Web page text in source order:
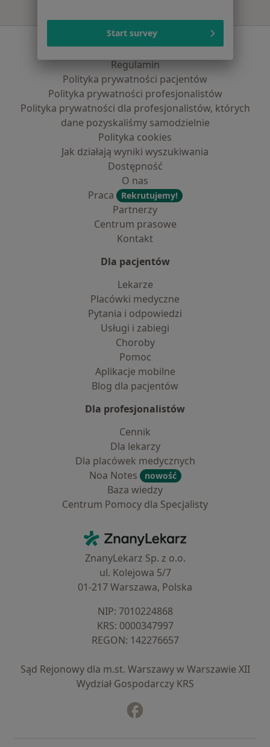
Regulamin
Polityka prywatności pacjentów
Polityka prywatności profesjonalistów
Polityka prywatności dla profesjonalistów, których
dane pozyskaliśmy samodzielnie
Polityka cookies
Jak działają wyniki wyszukiwania
Dostępność
O nas
Praca
Rekrutujemy!
Partnerzy
Centrum prasowe
Kontakt
Dla pacjentów
Lekarze
Placówki medyczne
Pytania i odpowiedzi
Usługi i zabiegi
Choroby
Pomoc
Aplikacje mobilne
Blog dla pacjentów
Dla profesjonalistów
Cennik
Dla lekarzy
Dla placówek medycznych
Noa Notes
nowość
Baza wiedzy
Centrum Pomocy dla Specjalisty
ZnanyLekarz - Strona główna
ZnanyLekarz Sp. z o.o.
ul. Kolejowa 5/7
01-217 Warszawa, Polska
NIP: ⁠7010224868
KRS: ⁠0000347997
REGON: ⁠142276657
Sąd Rejonowy dla m.st. Warszawy w Warszawie XII
Wydział Gospodarczy KRS
Start survey